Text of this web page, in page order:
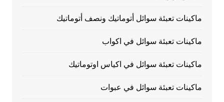
ماكينات تعبئة سوائل أتوماتيك ونصف أتوماتيك
ماكينات تعبئة سوائل في اكواب
ماكينات تعبئة سوائل في اكياس اوتوماتيك
ماكينات تعبئة سوائل في عبوات